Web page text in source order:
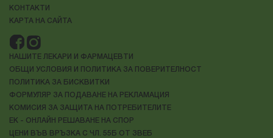
КОНТАКТИ
КАРТА НА САЙТА
НАШИТЕ ЛЕКАРИ И ФАРМАЦЕВТИ
ОБЩИ УСЛОВИЯ И ПОЛИТИКА ЗА ПОВЕРИТЕЛНОСТ
ПОЛИТИКА ЗА БИСКВИТКИ
ФОРМУЛЯР ЗА ПОДАВАНЕ НА РЕКЛАМАЦИЯ
КОМИСИЯ ЗА ЗАЩИТА НА ПОТРЕБИТЕЛИТЕ
ЕК - ОНЛАЙН РЕШАВАНЕ НА СПОР
ЦЕНИ ВЪВ ВРЪЗКА С ЧЛ. 55Б ОТ ЗВЕБ